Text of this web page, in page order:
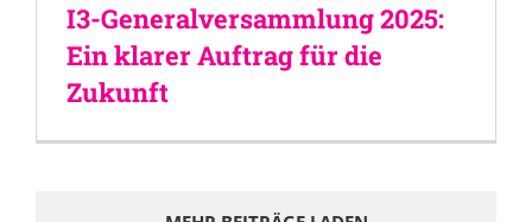
I3-Generalversammlung 2025:
Ein klarer Auftrag für die
Zukunft